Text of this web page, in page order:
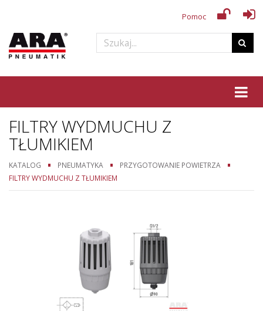
Pomoc
FILTRY WYDMUCHU Z
TŁUMIKIEM
KATALOG PNEUMATYKA
PRZYGOTOWANIE POWIETRZA
FILTRY WYDMUCHU Z TŁUMIKIEM